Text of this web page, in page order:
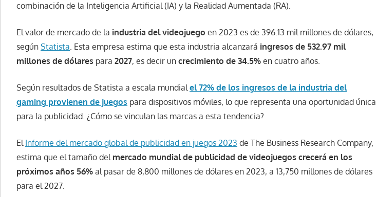
combinación de la Inteligencia Artificial (IA) y la Realidad Aumentada (RA).
El valor de mercado de la industria del videojuego en 2023 es de 396.13 mil millones de dólares,
según Statista. Esta empresa estima que esta industria alcanzará ingresos de 532.97 mil
millones de dólares para 2027, es decir un crecimiento de 34.5% en cuatro años.
Según resultados de Statista a escala mundialel 72% de los ingresos de la industria del
gaming provienen de juegos para dispositivos móviles, lo que representa una oportunidad única
para la publicidad. ¿Cómo se vinculan las marcas a esta tendencia?
El Informe del mercado global de publicidad en juegos 2023 de The Business Research Company,
estima que el tamaño del mercado mundial de publicidad de videojuegos crecerá en los
próximos años 56% al pasar de 8,800 millones de dólares en 2023, a 13,750 millones de dólares
para el 2027.